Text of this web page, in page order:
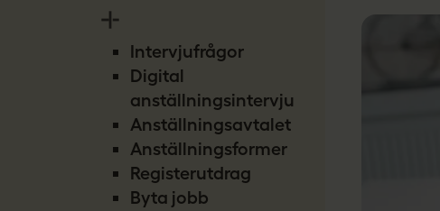
Intervjufrågor
Digital
anställningsintervju
Anställningsavtalet
Anställningsformer
Registerutdrag
Byta jobb